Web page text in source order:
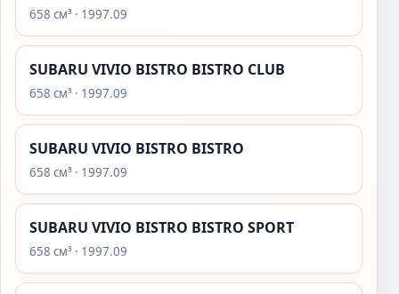
658 см³ · 1997.09
SUBARU VIVIO BISTRO BISTRO CLUB
658 см³ · 1997.09
SUBARU VIVIO BISTRO BISTRO
658 см³ · 1997.09
SUBARU VIVIO BISTRO BISTRO SPORT
658 см³ · 1997.09